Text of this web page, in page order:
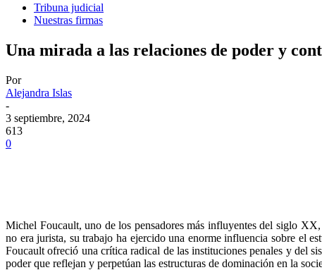
Tribuna judicial
Nuestras firmas
Una mirada a las relaciones de poder y
Por
Alejandra Islas
-
3 septiembre, 2024
613
0
Michel Foucault, uno de los pensadores más influyentes del siglo
no era jurista, su trabajo ha ejercido una enorme influencia sobre el
Foucault ofreció una crítica radical de las instituciones penales y del
poder que reflejan y perpetúan las estructuras de dominación en la